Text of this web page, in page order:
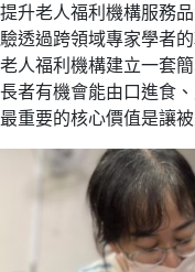
提升老人福利機構服務
驗透過跨領域專家學者
老人福利機構建立一套
長者有機會能由口進食
最重要的核心價值是讓被